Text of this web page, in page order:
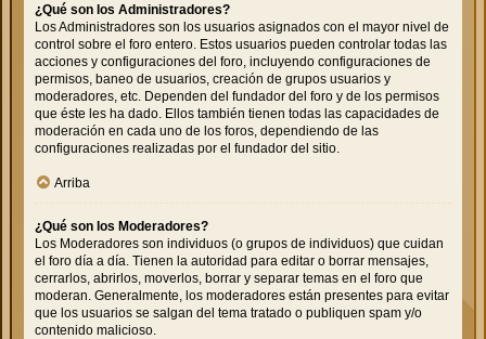
¿Qué son los Administradores?
Los Administradores son los usuarios asignados con el mayor nivel de
control sobre el foro entero. Estos usuarios pueden controlar todas las
acciones y configuraciones del foro, incluyendo configuraciones de
permisos, baneo de usuarios, creación de grupos usuarios y
moderadores, etc. Dependen del fundador del foro y de los permisos
que éste les ha dado. Ellos también tienen todas las capacidades de
moderación en cada uno de los foros, dependiendo de las
configuraciones realizadas por el fundador del sitio.
Arriba
¿Qué son los Moderadores?
Los Moderadores son individuos (o grupos de individuos) que cuidan
el foro día a día. Tienen la autoridad para editar o borrar mensajes,
cerrarlos, abrirlos, moverlos, borrar y separar temas en el foro que
moderan. Generalmente, los moderadores están presentes para evitar
que los usuarios se salgan del tema tratado o publiquen spam y/o
contenido malicioso.